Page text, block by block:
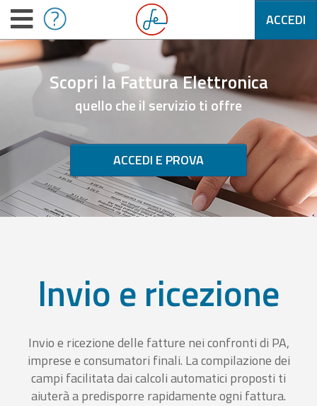
ACCEDI
Scopri la Fattura Elettronica
quello che il servizio ti offre
ACCEDI E PROVA
Invio e ricezione
Invio e ricezione delle fatture nei confronti di PA,
imprese e consumatori finali. La compilazione dei
campi facilitata dai calcoli automatici proposti ti
aiuterà a predisporre rapidamente ogni fattura.